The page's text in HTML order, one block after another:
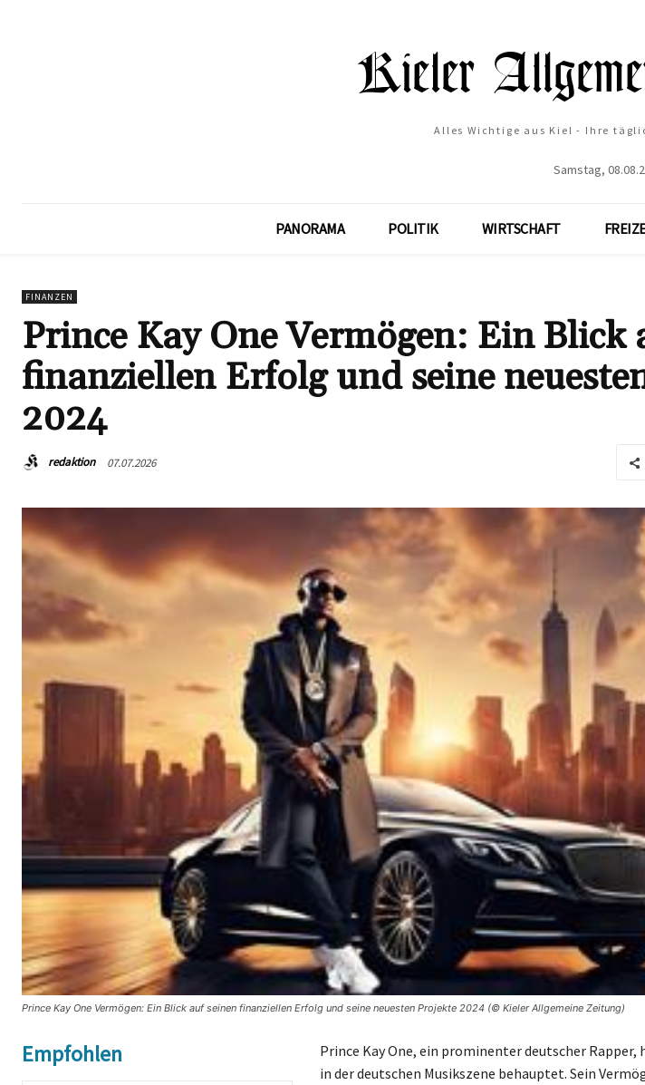
Alles Wichtige aus Kiel - Ihre
Samstag,
PANORAMA POLITIK WIRTSCHAFT
FINANZEN
Prince Kay One Vermögen: Ein Blick
finanziellen Erfolg und seine
2024
redaktion 07.07.2026
Prince Kay One Vermögen: Ein Blick auf seinen finanziellen Erfolg und seine neuesten Projekte 2024 (© Kieler Allgemeine Zeitung)
Empfohlen
Prince Kay One, ein prominenter deutscher Rapper,
in der deutschen Musikszene behauptet. Sein